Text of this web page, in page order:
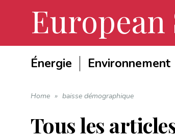
European
Énergie Environnement
Home » baisse démographique
Tous les